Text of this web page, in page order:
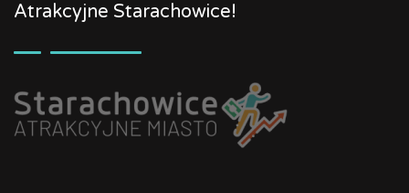
Atrakcyjne Starachowice!